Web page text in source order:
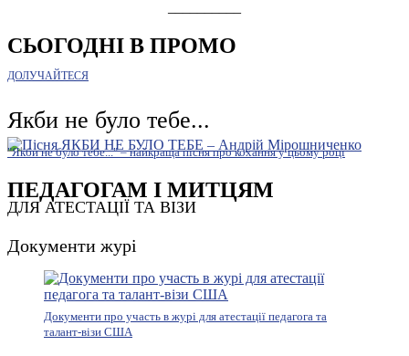
СЬОГОДНІ В ПРОМО
ДОЛУЧАЙТЕСЯ
Якби не було тебе...
"Якби не було тебе..." – найкраща пісня про кохання у цьому році
ПЕДАГОГАМ І МИТЦЯМ
ДЛЯ АТЕСТАЦІЇ ТА ВІЗИ
Документи журі
Документи про участь в журі для атестації педагога та
талант-візи США